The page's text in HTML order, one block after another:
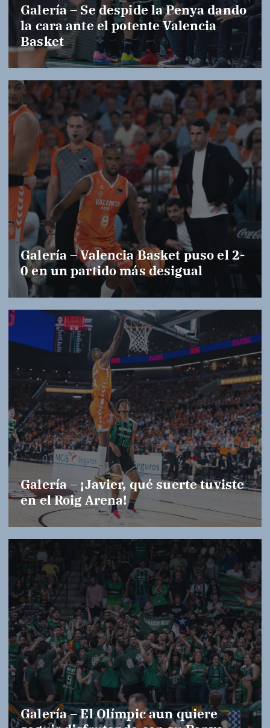
Galería – Se despide la Penya dando
la cara ante el potente Valencia
Basket
Galería – Valencia Basket puso el 2-
0 en un partido más desigual
Galería – ¡Javier, qué suerte tuviste
en el Roig Arena!
Galería – El Olímpic aun quiere